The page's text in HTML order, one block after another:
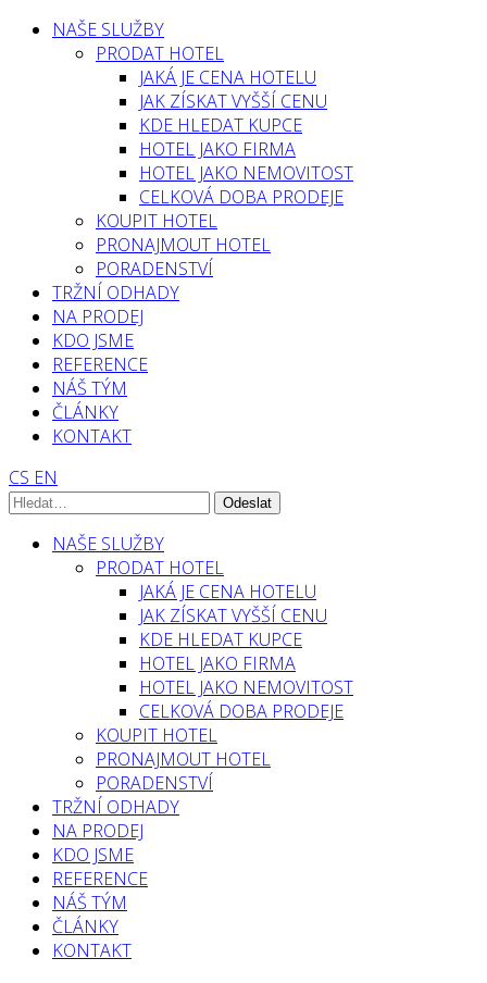
NAŠE SLUŽBY
PRODAT HOTEL
JAKÁ JE CENA HOTELU
JAK ZÍSKAT VYŠŠÍ CENU
KDE HLEDAT KUPCE
HOTEL JAKO FIRMA
HOTEL JAKO NEMOVITOST
CELKOVÁ DOBA PRODEJE
KOUPIT HOTEL
PRONAJMOUT HOTEL
PORADENSTVÍ
TRŽNÍ ODHADY
NA PRODEJ
KDO JSME
REFERENCE
NÁŠ TÝM
ČLÁNKY
KONTAKT
CS EN
NAŠE SLUŽBY
PRODAT HOTEL
JAKÁ JE CENA HOTELU
JAK ZÍSKAT VYŠŠÍ CENU
KDE HLEDAT KUPCE
HOTEL JAKO FIRMA
HOTEL JAKO NEMOVITOST
CELKOVÁ DOBA PRODEJE
KOUPIT HOTEL
PRONAJMOUT HOTEL
PORADENSTVÍ
TRŽNÍ ODHADY
NA PRODEJ
KDO JSME
REFERENCE
NÁŠ TÝM
ČLÁNKY
KONTAKT